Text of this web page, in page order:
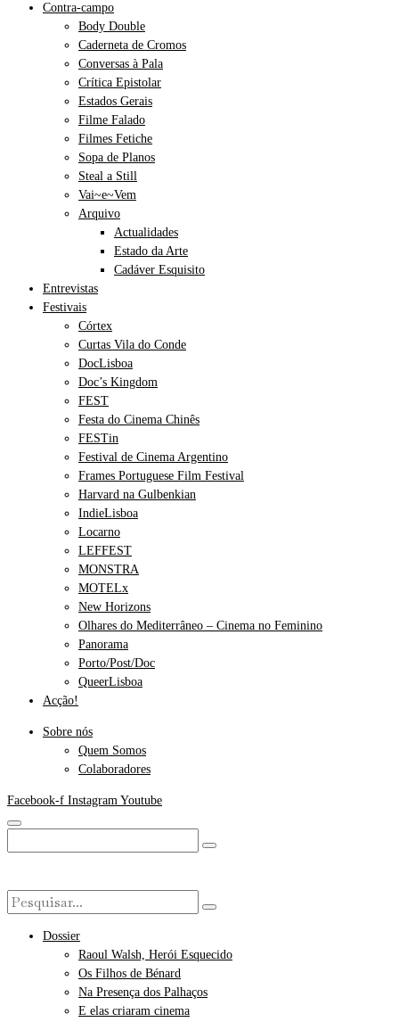
Contra-campo
Body Double
Caderneta de Cromos
Conversas à Pala
Crítica Epistolar
Estados Gerais
Filme Falado
Filmes Fetiche
Sopa de Planos
Steal a Still
Vai~e~Vem
Arquivo
Actualidades
Estado da Arte
Cadáver Esquisito
Entrevistas
Festivais
Córtex
Curtas Vila do Conde
DocLisboa
Doc’s Kingdom
FEST
Festa do Cinema Chinês
FESTin
Festival de Cinema Argentino
Frames Portuguese Film Festival
Harvard na Gulbenkian
IndieLisboa
Locarno
LEFFEST
MONSTRA
MOTELx
New Horizons
Olhares do Mediterrâneo – Cinema no Feminino
Panorama
Porto/Post/Doc
QueerLisboa
Acção!
Sobre nós
Quem Somos
Colaboradores
Facebook-f Instagram Youtube
Dossier
Raoul Walsh, Herói Esquecido
Os Filhos de Bénard
Na Presença dos Palhaços
E elas criaram cinema